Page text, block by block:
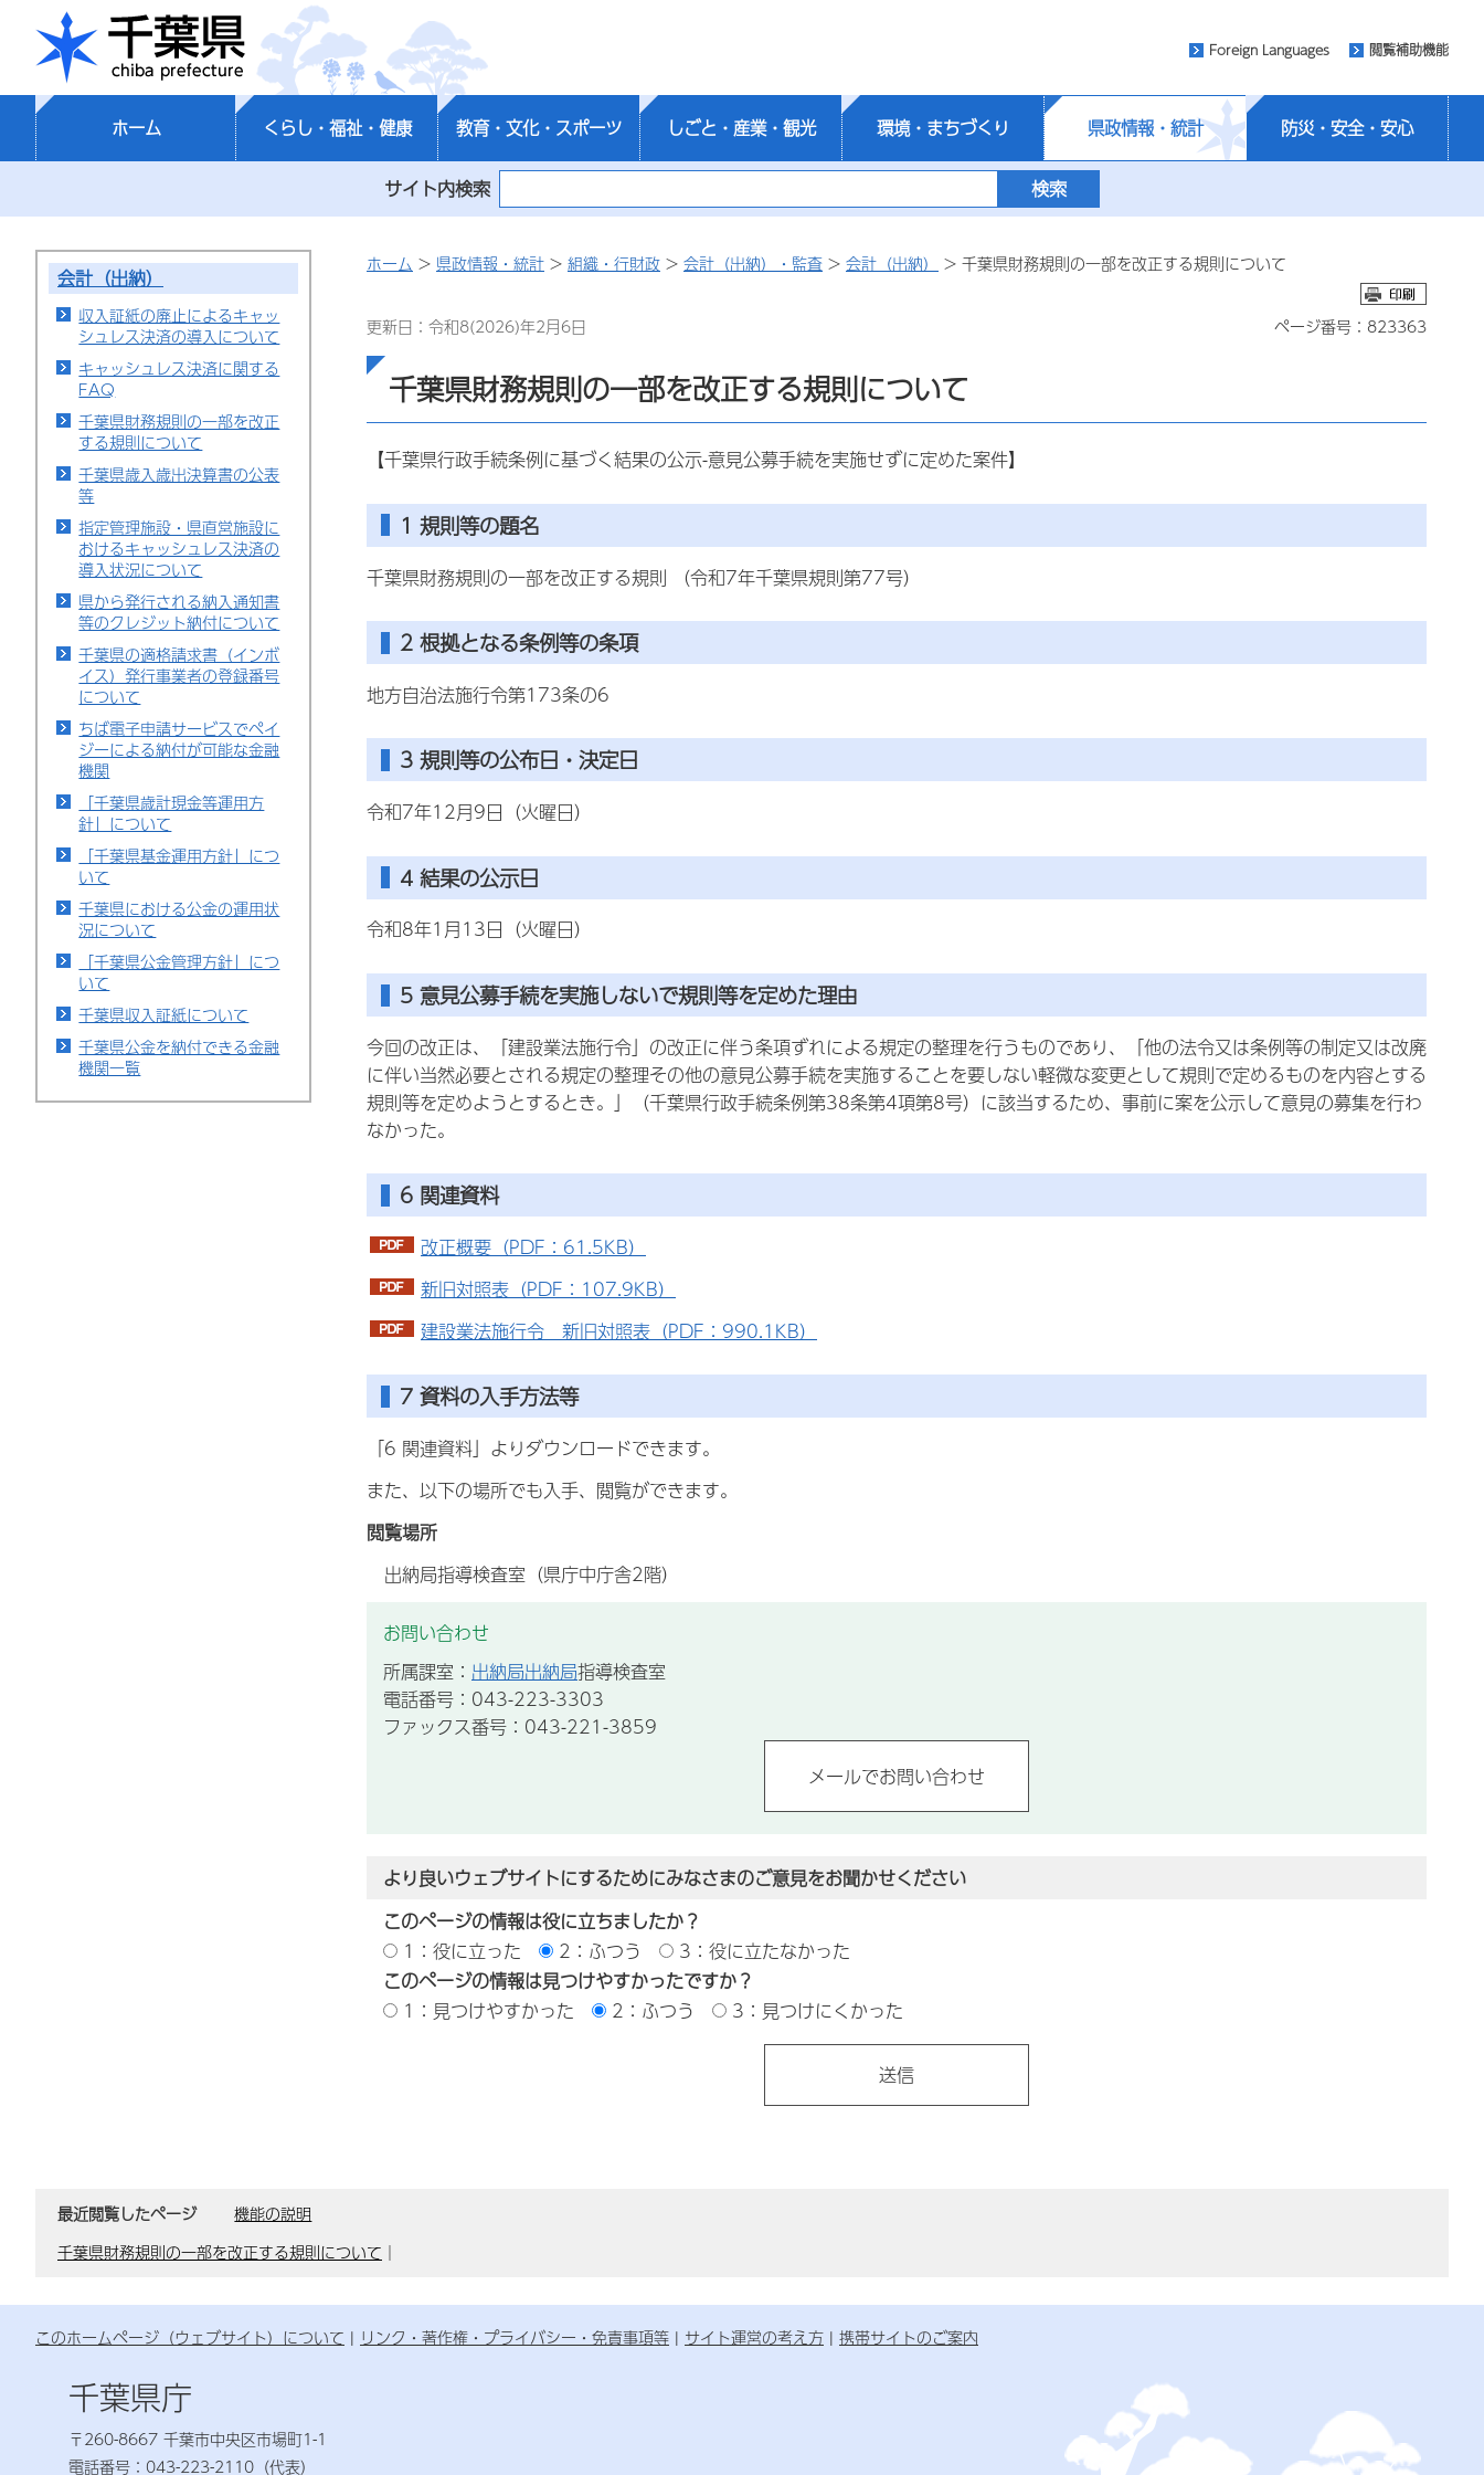
千葉県
Foreign Languages 閲覧補助機能
ホーム くらし・福祉・健康 教育・文化・スポーツ しごと・産業・観光 環境・まちづくり 県政情報・統計 防災・安全・安心
サイト内検索
会計（出納）
収入証紙の廃止によるキャッ
シュレス決済の導入について
キャッシュレス決済に関する
FAQ
千葉県財務規則の一部を改正
する規則について
千葉県歳入歳出決算書の公表
等
指定管理施設・県直営施設に
おけるキャッシュレス決済の
導入状況について
県から発行される納入通知書
等のクレジット納付について
千葉県の適格請求書（インボ
イス）発行事業者の登録番号
について
ちば電子申請サービスでペイ
ジーによる納付が可能な金融
機関
「千葉県歳計現金等運用方
針」について
「千葉県基金運用方針」につ
いて
千葉県における公金の運用状
況について
「千葉県公金管理方針」につ
いて
千葉県収入証紙について
千葉県公金を納付できる金融
機関一覧
ホーム > 県政情報・統計 > 組織・行財政 > 会計（出納）・監査 > 会計（出納） > 千葉県財務規則の一部を改正する規則について
更新日：令和8(2026)年2月6日 ページ番号：823363
千葉県財務規則の一部を改正する規則について
【千葉県行政手続条例に基づく結果の公示-意見公募手続を実施せずに定めた案件】
1 規則等の題名
千葉県財務規則の一部を改正する規則 （令和7年千葉県規則第77号）
2 根拠となる条例等の条項
地方自治法施行令第173条の6
3 規則等の公布日・決定日
令和7年12月9日（火曜日）
4 結果の公示日
令和8年1月13日（火曜日）
5 意見公募手続を実施しないで規則等を定めた理由
今回の改正は、「建設業法施行令」の改正に伴う条項ずれによる規定の整理を行うものであり、「他の法令又は条例等の制定又は改廃
に伴い当然必要とされる規定の整理その他の意見公募手続を実施することを要しない軽微な変更として規則で定めるものを内容とする
規則等を定めようとするとき。」（千葉県行政手続条例第38条第4項第8号）に該当するため、事前に案を公示して意見の募集を行わ
なかった。
6 関連資料
改正概要（PDF：61.5KB）
新旧対照表（PDF：107.9KB）
建設業法施行令 新旧対照表（PDF：990.1KB）
7 資料の入手方法等
「6 関連資料」よりダウンロードできます。
また、以下の場所でも入手、閲覧ができます。
閲覧場所
出納局指導検査室（県庁中庁舎2階）
お問い合わせ
所属課室： 出納局出納局指導検査室
電話番号：043-223-3303
ファックス番号：043-221-3859
より良いウェブサイトにするためにみなさまのご意見をお聞かせください
このページの情報は役に立ちましたか？
1：役に立った
2：ふつう
3：役に立たなかった
このページの情報は見つけやすかったですか？
1：見つけやすかった
2：ふつう 3：見つけにくかった
最近閲覧したページ
機能の説明
千葉県財務規則の一部を改正する規則について ｜
このホームページ（ウェブサイト）について リンク・著作権・プライバシー・免責事項等 サイト運営の考え方 携帯サイトのご案内
千葉県庁
〒260-8667 千葉市中央区市場町1-1
電話番号：043-223-2110（代表）